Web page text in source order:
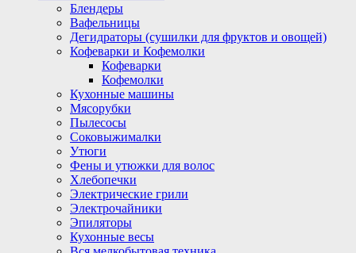
Блендеры
Вафельницы
Дегидраторы (сушилки для фруктов и овощей)
Кофеварки и Кофемолки
Кофеварки
Кофемолки
Кухонные машины
Мясорубки
Пылесосы
Соковыжималки
Утюги
Фены и утюжки для волос
Хлебопечки
Электрические грили
Электрочайники
Эпиляторы
Кухонные весы